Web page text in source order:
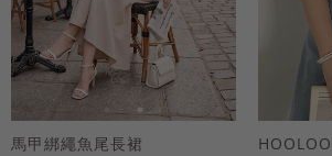
馬甲綁繩魚尾長裙